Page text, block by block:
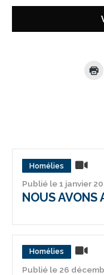
Homélies
Publié le 1 janvier
NOUS AVONS
Homélies
Publié le 26